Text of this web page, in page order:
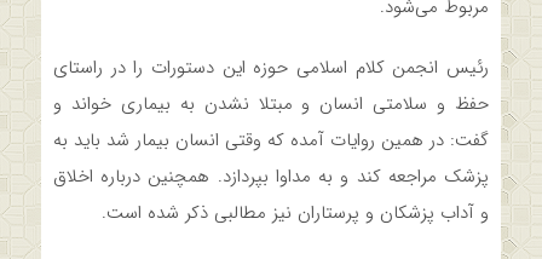
مربوط می‌شود.
رئیس انجمن کلام اسلامی حوزه این دستورات‌ را در راستای
حفظ و سلامتی انسان و مبتلا نشدن به بیماری خواند و
گفت: در همین روایات آمده که وقتی انسان بیمار شد باید به
پزشک مراجعه کند و به مداوا بپردازد. همچنین درباره اخلاق
و آداب پزشکان و پرستاران نیز مطالبی ذکر شده است.